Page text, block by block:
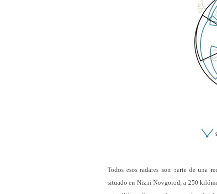
Todos esos radares son parte de una
situado en Nizni Novgorod, a 250